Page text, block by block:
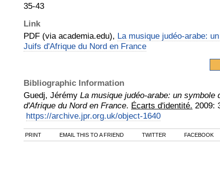
35-43
Link
PDF (via academia.edu), La musique judéo-arabe:
Juifs d'Afrique du Nord en France
Bibliographic Information
Guedj, Jérémy La musique judéo-arabe: un symbole
d'Afrique du Nord en France. Écarts d'identité. 2009:
https://archive.jpr.org.uk/object-1640
PRINT EMAIL THIS TO A FRIEND TWITTER FACEBOOK